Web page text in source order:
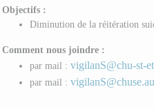
Objectifs :
Diminution de la réitération
Comment nous joindre :
par mail : vigilanS@chu-st-
par mail :